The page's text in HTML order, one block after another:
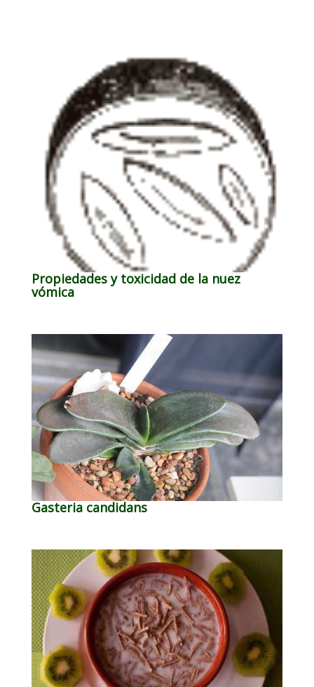
Propiedades y toxicidad de la nuez
vómica
Gasteria candidans